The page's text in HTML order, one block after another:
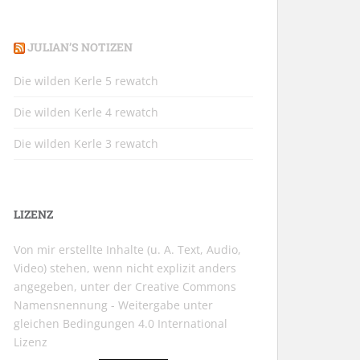
JULIAN’S NOTIZEN
Die wilden Kerle 5 rewatch
Die wilden Kerle 4 rewatch
Die wilden Kerle 3 rewatch
LIZENZ
Von mir erstellte Inhalte (u. A. Text, Audio,
Video) stehen, wenn nicht explizit anders
angegeben, unter der Creative Commons
Namensnennung - Weitergabe unter
gleichen Bedingungen 4.0 International
Lizenz